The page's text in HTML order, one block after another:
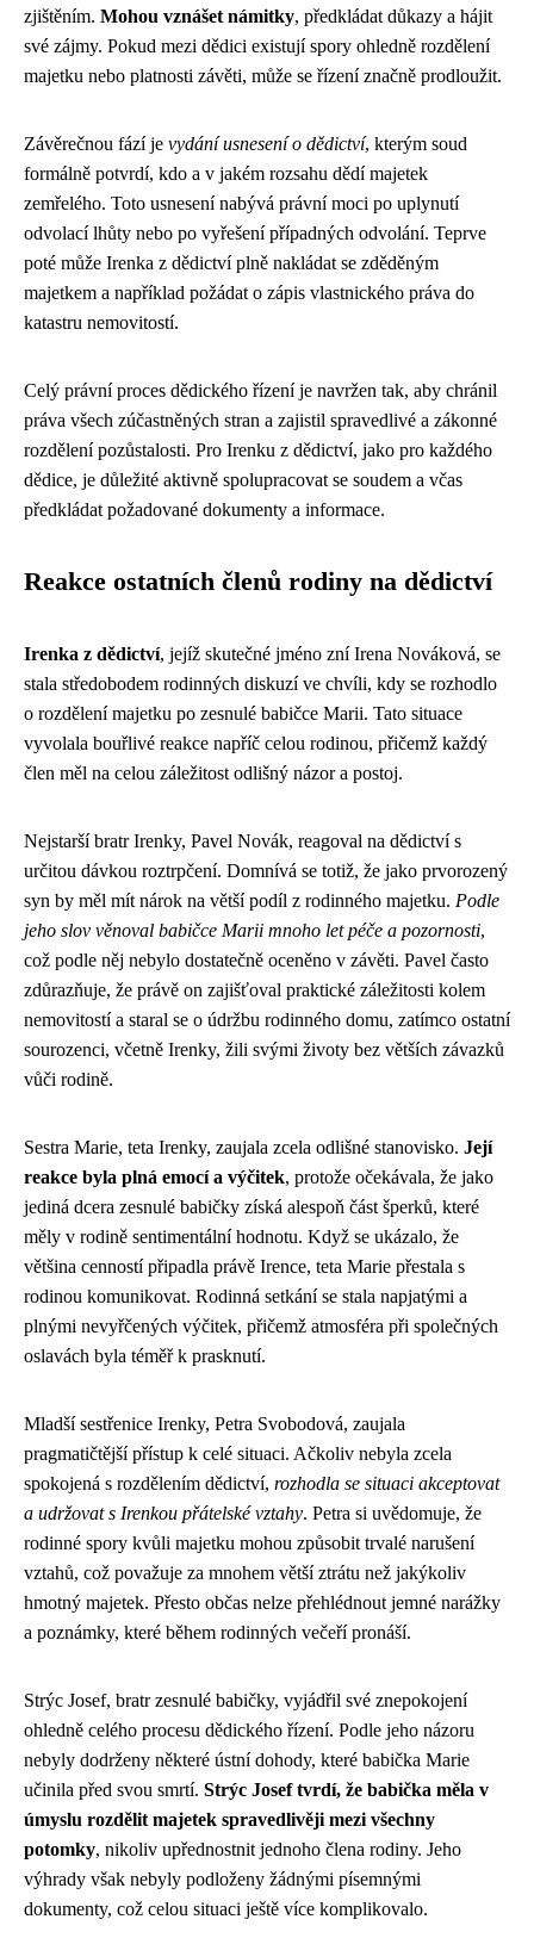
zjištěním. Mohou vznášet námitky, předkládat důkazy a hájit
své zájmy. Pokud mezi dědici existují spory ohledně rozdělení
majetku nebo platnosti závěti, může se řízení značně prodloužit.
Závěrečnou fází je vydání usnesení o dědictví, kterým soud
formálně potvrdí, kdo a v jakém rozsahu dědí majetek
zemřelého. Toto usnesení nabývá právní moci po uplynutí
odvolací lhůty nebo po vyřešení případných odvolání. Teprve
poté může Irenka z dědictví plně nakládat se zděděným
majetkem a například požádat o zápis vlastnického práva do
katastru nemovitostí.
Celý právní proces dědického řízení je navržen tak, aby chránil
práva všech zúčastněných stran a zajistil spravedlivé a zákonné
rozdělení pozůstalosti. Pro Irenku z dědictví, jako pro každého
dědice, je důležité aktivně spolupracovat se soudem a včas
předkládat požadované dokumenty a informace.
Reakce ostatních členů rodiny na dědictví
Irenka z dědictví, jejíž skutečné jméno zní Irena Nováková, se
stala středobodem rodinných diskuzí ve chvíli, kdy se rozhodlo
o rozdělení majetku po zesnulé babičce Marii. Tato situace
vyvolala bouřlivé reakce napříč celou rodinou, přičemž každý
člen měl na celou záležitost odlišný názor a postoj.
Nejstarší bratr Irenky, Pavel Novák, reagoval na dědictví s
určitou dávkou roztrpčení. Domnívá se totiž, že jako prvorozený
syn by měl mít nárok na větší podíl z rodinného majetku. Podle
jeho slov věnoval babičce Marii mnoho let péče a pozornosti,
což podle něj nebylo dostatečně oceněno v závěti. Pavel často
zdůrazňuje, že právě on zajišťoval praktické záležitosti kolem
nemovitostí a staral se o údržbu rodinného domu, zatímco ostatní
sourozenci, včetně Irenky, žili svými životy bez větších závazků
vůči rodině.
Sestra Marie, teta Irenky, zaujala zcela odlišné stanovisko. Její
reakce byla plná emocí a výčitek, protože očekávala, že jako
jediná dcera zesnulé babičky získá alespoň část šperků, které
měly v rodině sentimentální hodnotu. Když se ukázalo, že
většina cenností připadla právě Irence, teta Marie přestala s
rodinou komunikovat. Rodinná setkání se stala napjatými a
plnými nevyřčených výčitek, přičemž atmosféra při společných
oslavách byla téměř k prasknutí.
Mladší sestřenice Irenky, Petra Svobodová, zaujala
pragmatičtější přístup k celé situaci. Ačkoliv nebyla zcela
spokojená s rozdělením dědictví, rozhodla se situaci akceptovat
a udržovat s Irenkou přátelské vztahy. Petra si uvědomuje, že
rodinné spory kvůli majetku mohou způsobit trvalé narušení
vztahů, což považuje za mnohem větší ztrátu než jakýkoliv
hmotný majetek. Přesto občas nelze přehlédnout jemné narážky
a poznámky, které během rodinných večeří pronáší.
Strýc Josef, bratr zesnulé babičky, vyjádřil své znepokojení
ohledně celého procesu dědického řízení. Podle jeho názoru
nebyly dodrženy některé ústní dohody, které babička Marie
učinila před svou smrtí. Strýc Josef tvrdí, že babička měla v
úmyslu rozdělit majetek spravedlivěji mezi všechny
potomky, nikoliv upřednostnit jednoho člena rodiny. Jeho
výhrady však nebyly podloženy žádnými písemnými
dokumenty, což celou situaci ještě více komplikovalo.